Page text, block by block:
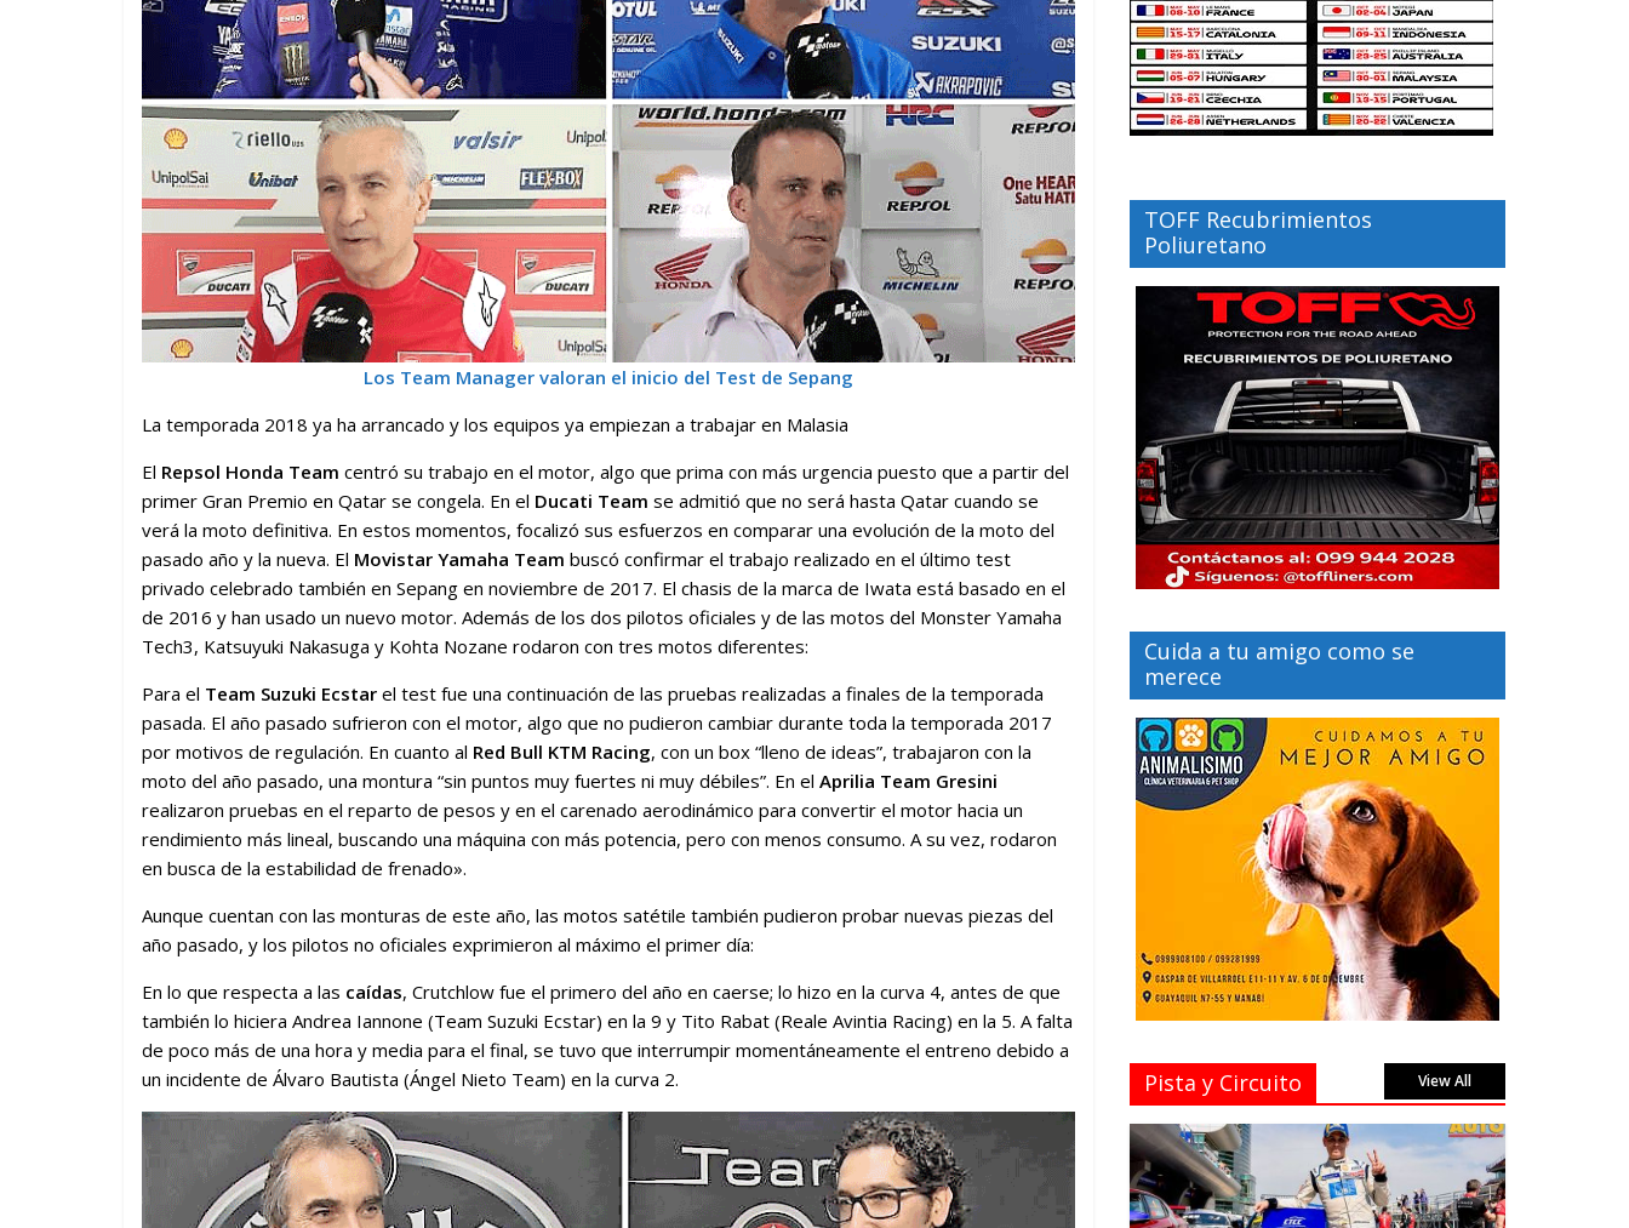
Los Team Manager valoran el inicio del Test de Sepang
La temporada 2018 ya ha arrancado y los equipos ya empiezan a trabajar en Malasia
El Repsol Honda Team centró su trabajo en el motor, algo que prima con más urgencia puesto que a partir del
primer Gran Premio en Qatar se congela. En el Ducati Team se admitió que no será hasta Qatar cuando se
verá la moto definitiva. En estos momentos, focalizó sus esfuerzos en comparar una evolución de la moto del
pasado año y la nueva. El Movistar Yamaha Team buscó confirmar el trabajo realizado en el último test
privado celebrado también en Sepang en noviembre de 2017. El chasis de la marca de Iwata está basado en el
de 2016 y han usado un nuevo motor. Además de los dos pilotos oficiales y de las motos del Monster Yamaha
Tech3, Katsuyuki Nakasuga y Kohta Nozane rodaron con tres motos diferentes:
Para el Team Suzuki Ecstar el test fue una continuación de las pruebas realizadas a finales de la temporada
pasada. El año pasado sufrieron con el motor, algo que no pudieron cambiar durante toda la temporada 2017
por motivos de regulación. En cuanto al Red Bull KTM Racing, con un box “lleno de ideas”, trabajaron con la
moto del año pasado, una montura “sin puntos muy fuertes ni muy débiles”. En el Aprilia Team Gresini
realizaron pruebas en el reparto de pesos y en el carenado aerodinámico para convertir el motor hacia un
rendimiento más lineal, buscando una máquina con más potencia, pero con menos consumo. A su vez, rodaron
en busca de la estabilidad de frenado».
Aunque cuentan con las monturas de este año, las motos satétile también pudieron probar nuevas piezas del
año pasado, y los pilotos no oficiales exprimieron al máximo el primer día:
En lo que respecta a las caídas, Crutchlow fue el primero del año en caerse; lo hizo en la curva 4, antes de que
también lo hiciera Andrea Iannone (Team Suzuki Ecstar) en la 9 y Tito Rabat (Reale Avintia Racing) en la 5. A falta
de poco más de una hora y media para el final, se tuvo que interrumpir momentáneamente el entreno debido a
un incidente de Álvaro Bautista (Ángel Nieto Team) en la curva 2.
TOFF Recubrimientos
Poliuretano
Cuida a tu amigo como se
merece
Pista y Circuito View All